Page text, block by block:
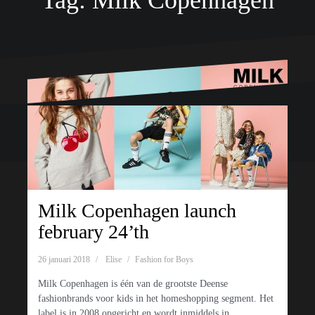
Milk Copenhagen launch
february 24’th
26 januari 2018 Elise Fashion for Boys
Milk Copenhagen is één van de grootste Deense
fashionbrands voor kids in het homeshopping segment. Het
Ondersteund door WordPress | Thema:Obliquedoor Themeisle.